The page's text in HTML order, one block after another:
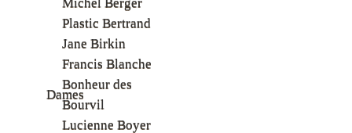
Plastic Bertrand
Jane Birkin
Francis Blanche
Bonheur des
Dames
Bourvil
Lucienne Boyer